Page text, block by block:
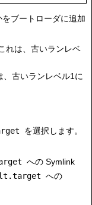
ブートローダに追加
れは、古いランレベ
、古いランレベル1に
を選択します。
への Symlink
への